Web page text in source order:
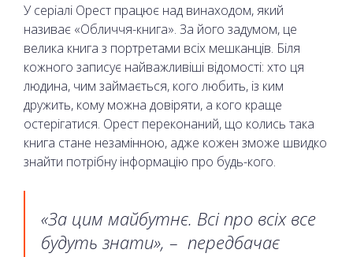
У серіалі Орест працює над винаходом, який
називає «Обличчя-книга». За його задумом, це
велика книга з портретами всіх мешканців. Біля
кожного записує найважливіші відомості: хто ця
людина, чим займається, кого любить, із ким
дружить, кому можна довіряти, а кого краще
остерігатися. Орест переконаний, що колись така
книга стане незамінною, адже кожен зможе швидко
знайти потрібну інформацію про будь-кого.
«За цим майбутнє. Всі про всіх все
будуть знати», – передбачає